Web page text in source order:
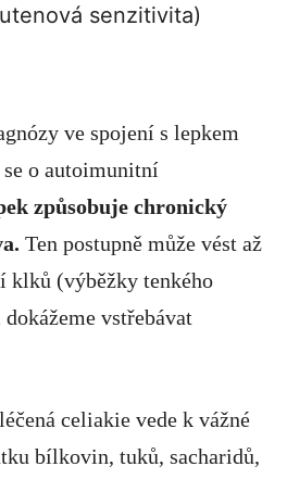
senzitivita)
ve spojení s lepkem
o autoimunitní
způsobuje chronický
Ten postupně může vést až
klků (výběžky tenkého
vstřebávat
celiakie vede k vážné
bílkovin, tuků, sacharidů,